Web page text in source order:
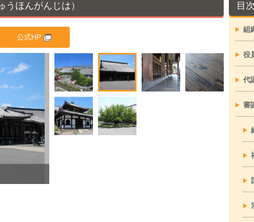
ほんがんじは）
公式HP
目次
組
役
代
審